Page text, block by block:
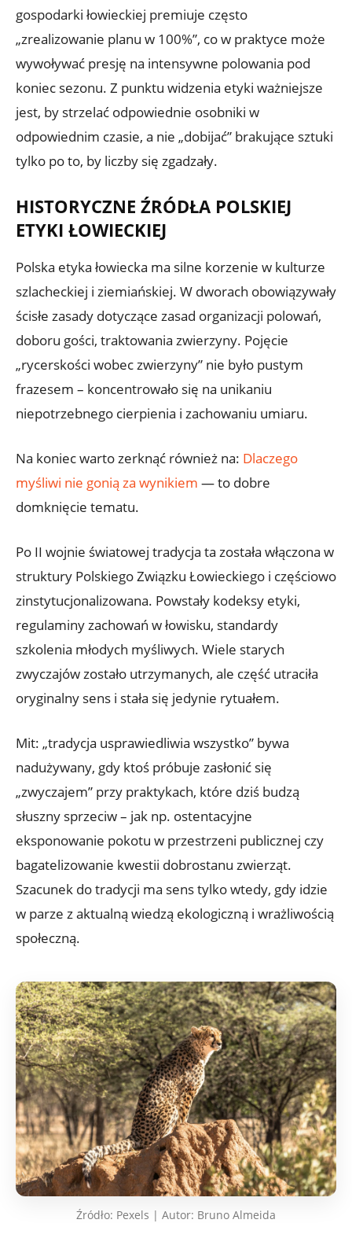
gospodarki łowieckiej premiuje często
„zrealizowanie planu w 100%”, co w praktyce może
wywoływać presję na intensywne polowania pod
koniec sezonu. Z punktu widzenia etyki ważniejsze
jest, by strzelać odpowiednie osobniki w
odpowiednim czasie, a nie „dobijać” brakujące sztuki
tylko po to, by liczby się zgadzały.
HISTORYCZNE ŹRÓDŁA POLSKIEJ
ETYKI ŁOWIECKIEJ
Polska etyka łowiecka ma silne korzenie w kulturze
szlacheckiej i ziemiańskiej. W dworach obowiązywały
ścisłe zasady dotyczące zasad organizacji polowań,
doboru gości, traktowania zwierzyny. Pojęcie
„rycerskości wobec zwierzyny” nie było pustym
frazesem – koncentrowało się na unikaniu
niepotrzebnego cierpienia i zachowaniu umiaru.
Na koniec warto zerknąć również na: Dlaczego
myśliwi nie gonią za wynikiem — to dobre
domknięcie tematu.
Po II wojnie światowej tradycja ta została włączona w
struktury Polskiego Związku Łowieckiego i częściowo
zinstytucjonalizowana. Powstały kodeksy etyki,
regulaminy zachowań w łowisku, standardy
szkolenia młodych myśliwych. Wiele starych
zwyczajów zostało utrzymanych, ale część utraciła
oryginalny sens i stała się jedynie rytuałem.
Mit: „tradycja usprawiedliwia wszystko” bywa
nadużywany, gdy ktoś próbuje zasłonić się
„zwyczajem” przy praktykach, które dziś budzą
słuszny sprzeciw – jak np. ostentacyjne
eksponowanie pokotu w przestrzeni publicznej czy
bagatelizowanie kwestii dobrostanu zwierząt.
Szacunek do tradycji ma sens tylko wtedy, gdy idzie
w parze z aktualną wiedzą ekologiczną i wrażliwością
społeczną.
Źródło: Pexels | Autor: Bruno Almeida